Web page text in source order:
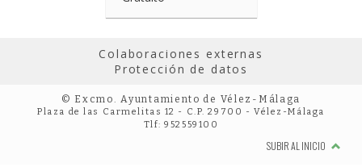
Colaboraciones externas
Protección de datos
© Excmo. Ayuntamiento de Vélez-Málaga
Plaza de las Carmelitas 12 - C.P. 29700 - Vélez-Málaga
Tlf: 952559100
SUBIR AL INICIO